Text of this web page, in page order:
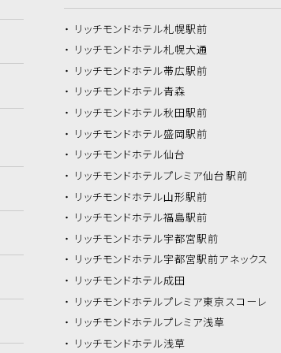
リッチモンドホテル札幌駅前
リッチモンドホテル札幌大通
リッチモンドホテル帯広駅前
リッチモンドホテル青森
リッチモンドホテル秋田駅前
リッチモンドホテル盛岡駅前
リッチモンドホテル仙台
リッチモンドホテルプレミア仙台駅前
リッチモンドホテル山形駅前
リッチモンドホテル福島駅前
リッチモンドホテル宇都宮駅前
リッチモンドホテル宇都宮駅前アネックス
リッチモンドホテル成田
リッチモンドホテルプレミア東京スコーレ
リッチモンドホテルプレミア浅草
リッチモンドホテル浅草